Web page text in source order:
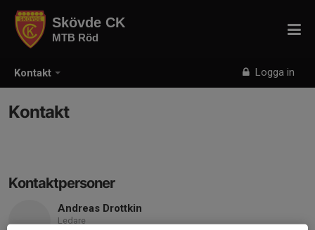
Kontakt Logga in
Skövde CK
MTB Röd
Kontakt
Kontaktpersoner
Andreas Drottkin
Ledare